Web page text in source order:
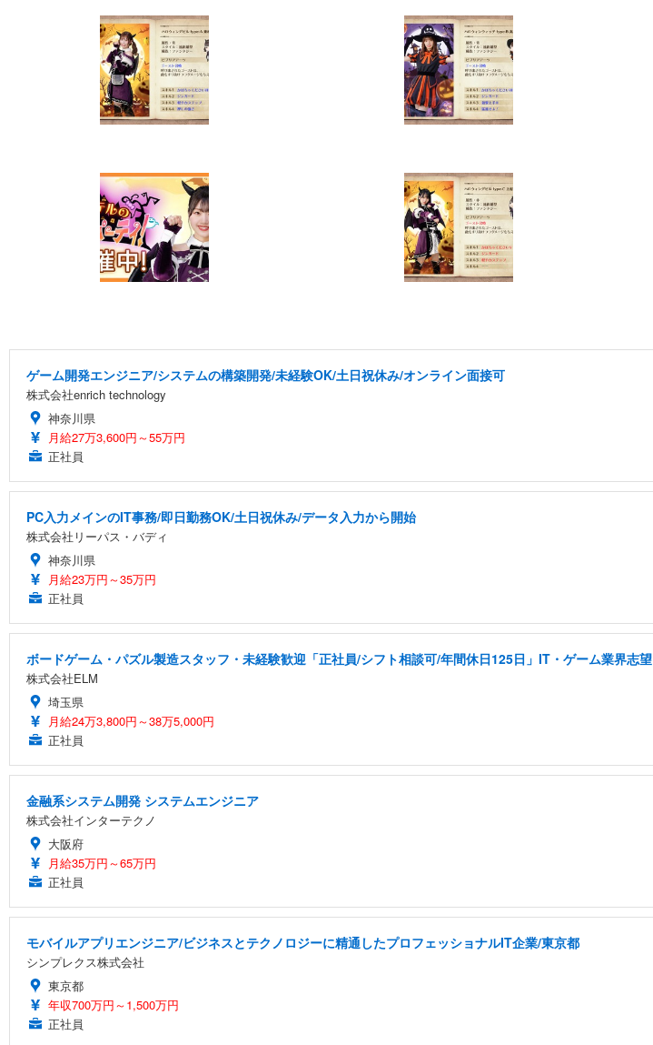
ゲーム開発エンジニア/システムの構築開発/未経験OK/土日祝休み/オンライン面接可
株式会社enrich technology
神奈川県
月給27万3,600円～55万円
正社員
PC入力メインのIT事務/即日勤務OK/土日祝休み/データ入力から開始
株式会社リーパス・バディ
神奈川県
月給23万円～35万円
正社員
ボードゲーム・パズル製造スタッフ・未経験歓迎「正社員/シフト相談可/年間休日125日」IT・ゲーム業界志望
株式会社ELM
埼玉県
月給24万3,800円～38万5,000円
正社員
金融系システム開発 システムエンジニア
株式会社インターテクノ
大阪府
月給35万円～65万円
正社員
モバイルアプリエンジニア/ビジネスとテクノロジーに精通したプロフェッショナルIT企業/東京都
シンプレクス株式会社
東京都
年収700万円～1,500万円
正社員